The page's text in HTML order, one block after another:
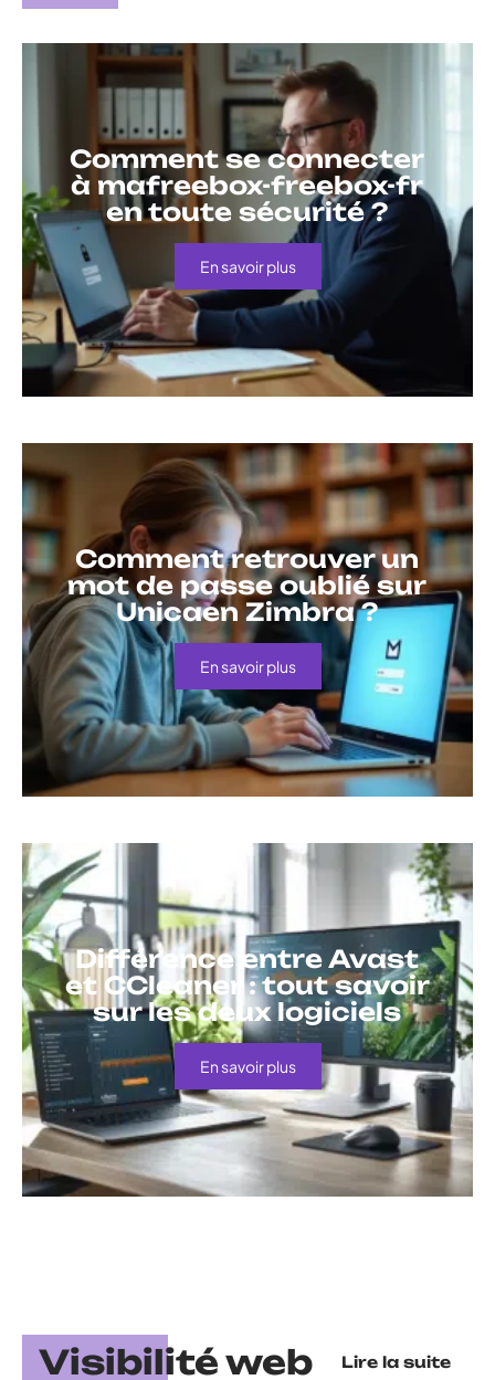
Comment se connecter
à mafreebox-freebox-fr
en toute sécurité ?
En savoir plus
Comment retrouver un
mot de passe oublié sur
Unicaen Zimbra ?
En savoir plus
Différence entre Avast
et CCleaner : tout savoir
sur les deux logiciels
En savoir plus
Visibilité web Lire la suite